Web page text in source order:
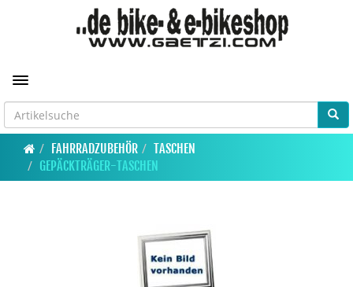
Toggle navigation
FAHRRADZUBEHÖR
TASCHEN
GEPÄCKTRÄGER-TASCHEN